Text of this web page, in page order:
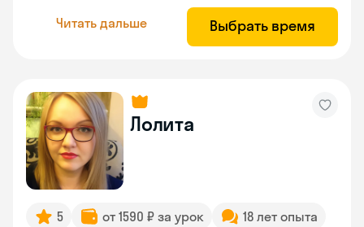
Читать дальше Выбрать время
Лолита
5 от 1590 ₽ за урок
18 лет опыта